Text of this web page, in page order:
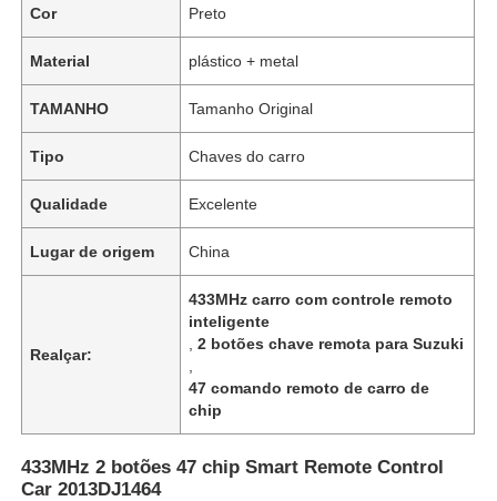
Cor Preto
Material plástico + metal
TAMANHO Tamanho Original
Tipo Chaves do carro
Qualidade Excelente
Lugar de origem China
Realçar:
433MHz carro com controle remoto
inteligente
,2 botões chave remota para Suzuki
47 comando remoto de carro de
chip
433MHz 2 botões 47 chip Smart Remote Control
Car 2013DJ1464